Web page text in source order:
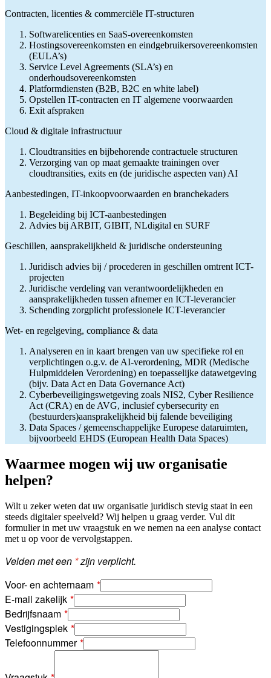
Contracten, licenties & commerciële IT-structuren
Softwarelicenties en SaaS-overeenkomsten
Hostingsovereenkomsten en eindgebruikersovereenkomsten
(EULA’s)
Service Level Agreements (SLA’s) en
onderhoudsovereenkomsten
Platformdiensten (B2B, B2C en white label)
Opstellen IT-contracten en IT algemene voorwaarden
Exit afspraken
Cloud & digitale infrastructuur
Cloudtransities en bijbehorende contractuele structuren
Verzorging van op maat gemaakte trainingen over
cloudtransities, exits en (de juridische aspecten van) AI
Aanbestedingen, IT-inkoopvoorwaarden en branchekaders
Begeleiding bij ICT-aanbestedingen
Advies bij ARBIT, GIBIT, NLdigital en SURF
Geschillen, aansprakelijkheid & juridische ondersteuning
Juridisch advies bij / procederen in geschillen omtrent ICT-
projecten
Juridische verdeling van verantwoordelijkheden en
aansprakelijkheden tussen afnemer en ICT-leverancier
Schending zorgplicht professionele ICT-leverancier
Wet- en regelgeving, compliance & data
Analyseren en in kaart brengen van uw specifieke rol en
verplichtingen o.g.v. de AI-verordening, MDR (Medische
Hulpmiddelen Verordening) en toepasselijke datawetgeving
(bijv. Data Act en Data Governance Act)
Cyberbeveiligingswetgeving zoals NIS2, Cyber Resilience
Act (CRA) en de AVG, inclusief cybersecurity en
(bestuurders)aansprakelijkheid bij falende beveiliging
Data Spaces / gemeenschappelijke Europese dataruimten,
bijvoorbeeld EHDS (European Health Data Spaces)
Waarmee mogen wij uw organisatie
helpen?
Wilt u zeker weten dat uw organisatie juridisch stevig staat in een
steeds digitaler speelveld? Wij helpen u graag verder. Vul dit
formulier in met uw vraagstuk en we nemen na een analyse contact
met u op voor de vervolgstappen.
Velden met een *zijn verplicht.
Voor- en achternaam
E-mail zakelijk
Bedrijfsnaam
Vestigingsplek
Telefoonnummer